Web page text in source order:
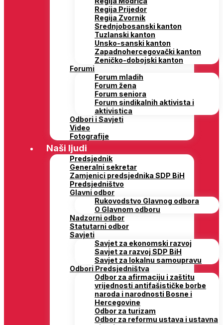
Regija Prijedor
Regija Zvornik
Srednjobosanski kanton
Tuzlanski kanton
Unsko-sanski kanton
Zapadnohercegovački kanton
Zeničko-dobojski kanton
Forumi
Forum mladih
Forum žena
Forum seniora
Forum sindikalnih aktivista i
aktivistica
Odbori i Savjeti
Video
Fotografije
Naši ljudi
Predsjednik
Generalni sekretar
Zamjenici predsjednika SDP BiH
Predsjedništvo
Glavni odbor
Rukovodstvo Glavnog odbora
O Glavnom odboru
Nadzorni odbor
Statutarni odbor
Savjeti
Savjet za ekonomski razvoj
Savjet za razvoj SDP BiH
Savjet za lokalnu samoupravu
Odbori Predsjedništva
Odbor za afirmaciju i zaštitu
vrijednosti antifašističke borbe
naroda i narodnosti Bosne i
Hercegovine
Odbor za turizam
Odbor za reformu ustava i ustavna